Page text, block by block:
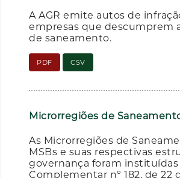
A AGR emite autos de
empresas que descumprem
de saneamento.
PDF CSV
Microrregiões de
As Microrregiões de
MSBs e suas respectivas
governança foram instituídas
Complementar nº 182, de 22